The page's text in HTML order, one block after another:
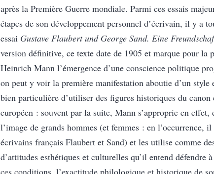
après la Première Guerre mondiale. Parmi ces essais
étapes de son développement personnel d’écrivain, il y a
essai Gustave Flaubert und George Sand. Eine
version définitive, ce texte date de 1905 et marque pour la
Heinrich Mann l’émergence d’une conscience politique
on peut y voir la première manifestation aboutie d’un style
bien particulière d’utiliser des figures historiques du canon
européen : souvent par la suite, Mann s’approprie en effet,
l’image de grands hommes (et femmes : en l’occurrence, il
écrivains français Flaubert et Sand) et les utilise comme
d’attitudes esthétiques et culturelles qu’il entend défendre
ces conditions, l’exactitude philologique et historique de